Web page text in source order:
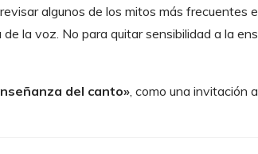
algunos de los mitos más
la voz. No para quitar sensibilidad a la
del canto» , como una invitación